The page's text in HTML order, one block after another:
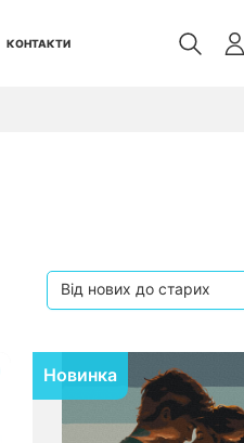
КОНТАКТИ
Новинка